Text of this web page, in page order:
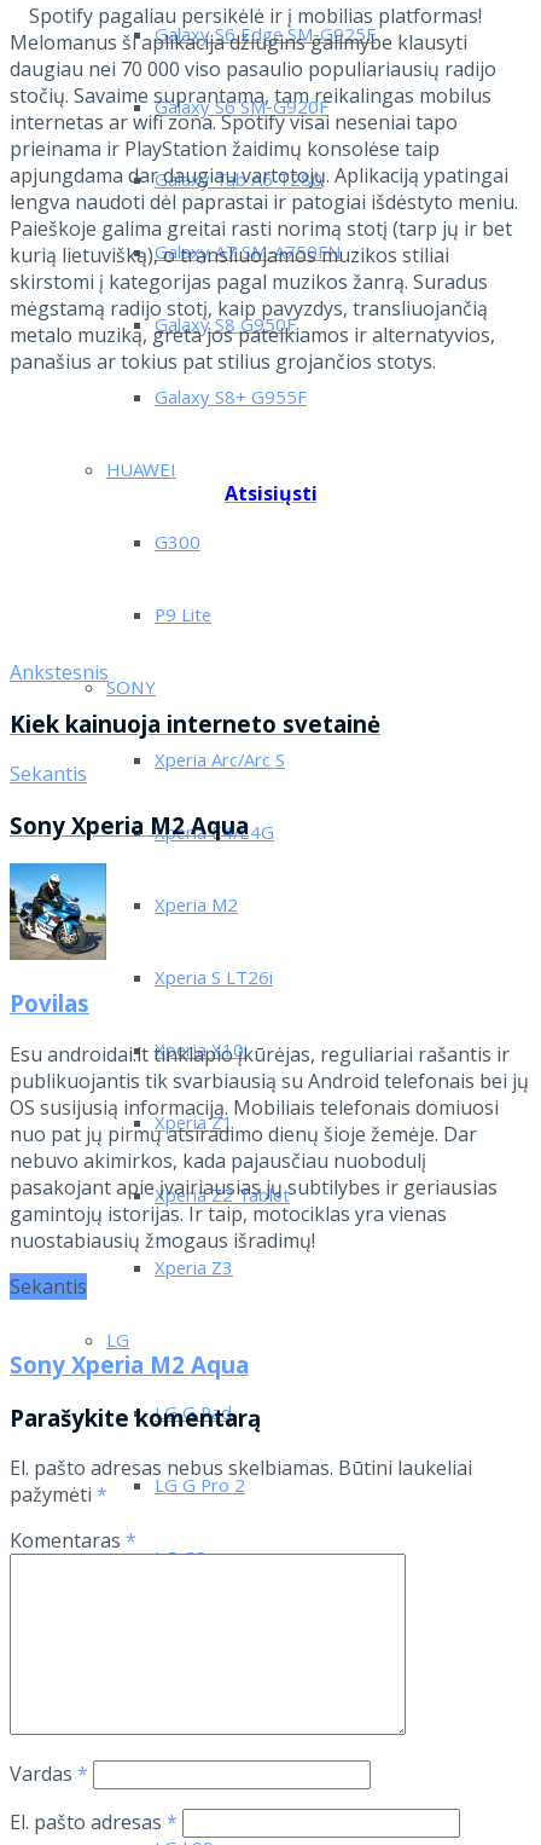
Galaxy S6 Edge SM-G925F
Galaxy S6 SM-G920F
Galaxy Tab A6 T280
Galaxy A7 SM-A750FN
Galaxy S8 G950F
Galaxy S8+ G955F
HUAWEI
G300
P9 Lite
SONY
Xperia Arc/Arc S
Xperia E4/E4G
Xperia M2
Xperia S LT26i
Xperia X10i
Xperia Z1
Xperia Z2 Tablet
Xperia Z3
LG
LG G Pad
LG G Pro 2
LG G2
Spotify pagaliau persikėlė ir į mobilias platformas!
Melomanus ši aplikacija džiugins galimybe klausyti
daugiau nei 70 000 viso pasaulio populiariausių radijo
stočių. Savaime suprantama, tam reikalingas mobilus
internetas ar wifi zona. Spotify visai neseniai tapo
prieinama ir PlayStation žaidimų konsolėse taip
apjungdama dar daugiau vartotojų. Aplikaciją ypatingai
lengva naudoti dėl paprastai ir patogiai išdėstyto meniu.
Paieškoje galima greitai rasti norimą stotį (tarp jų ir bet
kurią lietuvišką), o transliuojamos muzikos stiliai
skirstomi į kategorijas pagal muzikos žanrą. Suradus
mėgstamą radijo stotį, kaip pavyzdys, transliuojančią
metalo muziką, greta jos pateikiamos ir alternatyvios,
panašius ar tokius pat stilius grojančios stotys.
Atsisiųsti
Ankstesnis
Kiek kainuoja interneto svetainė
Sekantis
Sony Xperia M2 Aqua
Povilas
Esu androidai.lt tinklapio įkūrėjas, reguliariai rašantis ir
publikuojantis tik svarbiausią su Android telefonais bei jų
OS susijusią informaciją. Mobiliais telefonais domiuosi
nuo pat jų pirmų atsiradimo dienų šioje žemėje. Dar
nebuvo akimirkos, kada pajausčiau nuobodulį
pasakojant apie įvairiausias jų subtilybes ir geriausias
gamintojų istorijas. Ir taip, motociklas yra vienas
nuostabiausių žmogaus išradimų!
Sekantis
Sony Xperia M2 Aqua
Parašykite komentarą
El. pašto adresas nebus skelbiamas. Būtini laukeliai
pažymėti *
Komentaras *
Vardas *
El. pašto adresas *